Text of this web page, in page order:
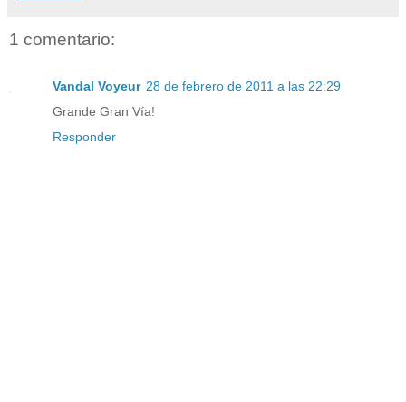
1 comentario:
Vandal Voyeur 28 de febrero de 2011 a las 22:29
Grande Gran Vía!
Responder